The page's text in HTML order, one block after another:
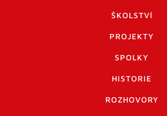
ŠKOLSTVÍ
PROJEKTY
SPOLKY
HISTORIE
ROZHOVORY